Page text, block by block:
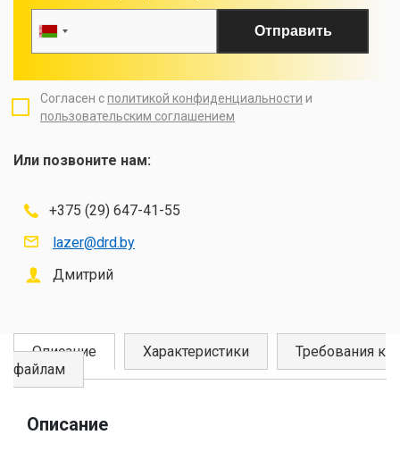
Отправить
Согласен сполитикой конфиденциальности и
пользовательским соглашением
Или позвоните нам:
+375 (29) 647-41-55
lazer@drd.by
Дмитрий
Описание Характеристики
Требования к
файлам
Описание